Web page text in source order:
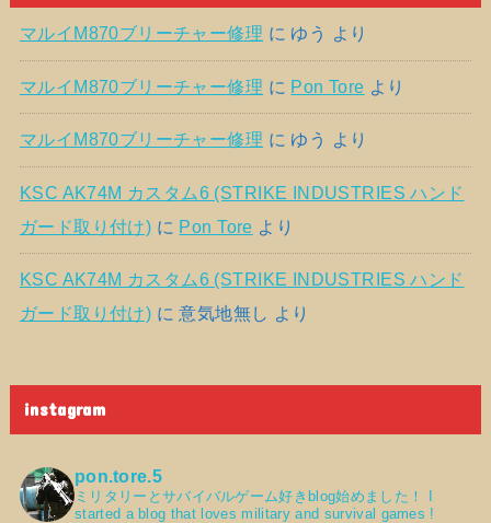
マルイM870ブリーチャー修理 に ゆう より
マルイM870ブリーチャー修理 に Pon Tore より
マルイM870ブリーチャー修理 に ゆう より
KSC AK74M カスタム6 (STRIKE INDUSTRIES ハンド
ガード取り付け) に Pon Tore より
KSC AK74M カスタム6 (STRIKE INDUSTRIES ハンド
ガード取り付け) に意気地無し より
instagram
pon.tore.5
ミリタリーとサバイバルゲーム好きblog始めました！
I
started a blog that loves military and survival games !